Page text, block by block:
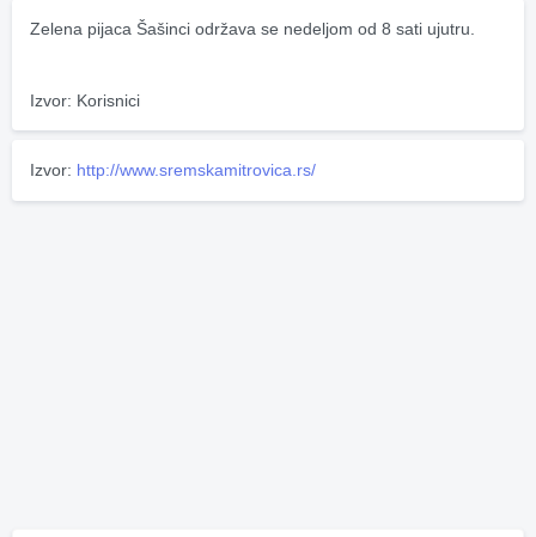
Zelena pijaca Šašinci održava se nedeljom od 8 sati ujutru.
Izvor: Korisnici
Izvor: http://www.sremskamitrovica.rs/